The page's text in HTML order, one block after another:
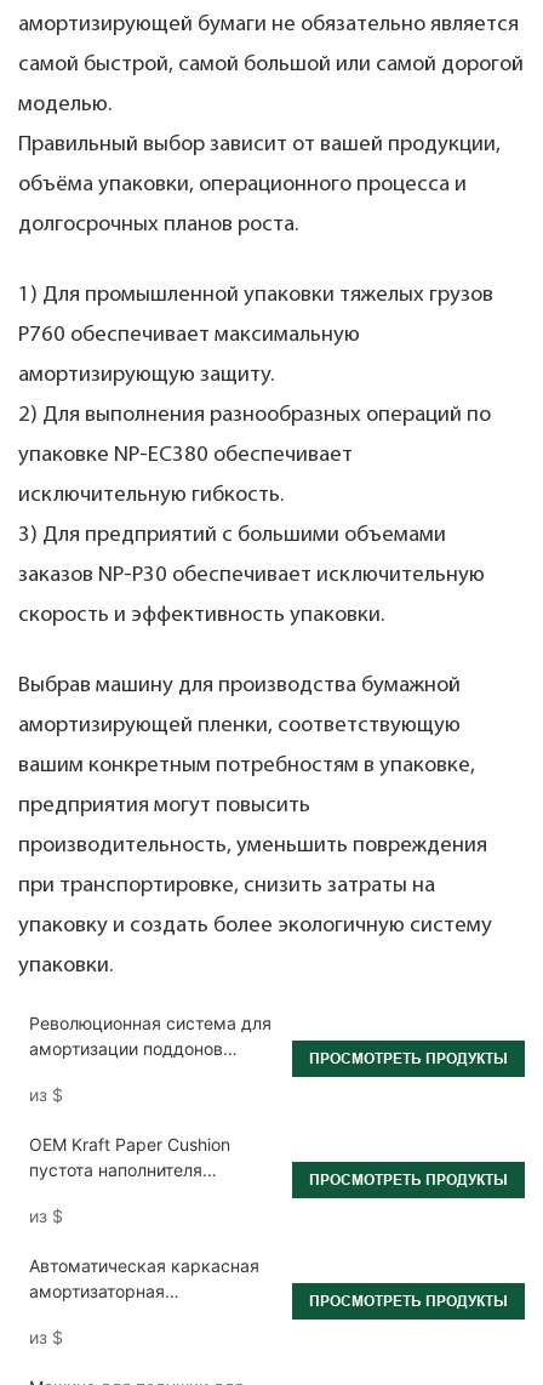
амортизирующей бумаги не обязательно является
самой быстрой, самой большой или самой дорогой
моделью.
Правильный выбор зависит от вашей продукции,
объёма упаковки, операционного процесса и
долгосрочных планов роста.
1) Для промышленной упаковки тяжелых грузов
P760 обеспечивает максимальную
амортизирующую защиту.
2) Для выполнения разнообразных операций по
упаковке NP-EC380 обеспечивает
исключительную гибкость.
3) Для предприятий с большими объемами
заказов NP-P30 обеспечивает исключительную
скорость и эффективность упаковки.
Выбрав машину для производства бумажной
амортизирующей пленки, соответствующую
вашим конкретным потребностям в упаковке,
предприятия могут повысить
производительность, уменьшить повреждения
при транспортировке, снизить затраты на
упаковку и создать более экологичную систему
упаковки.
Революционная система для
амортизации поддонов
предназначенная для
логистических условиях.
из $
ПРОСМОТРЕТЬ ПРОДУКТЫ
OEM Kraft Paper Cushion
пустота наполнителя
из $
ПРОСМОТРЕТЬ ПРОДУКТЫ
Автоматическая каркасная
амортизаторная
из $
ПРОСМОТРЕТЬ ПРОДУКТЫ